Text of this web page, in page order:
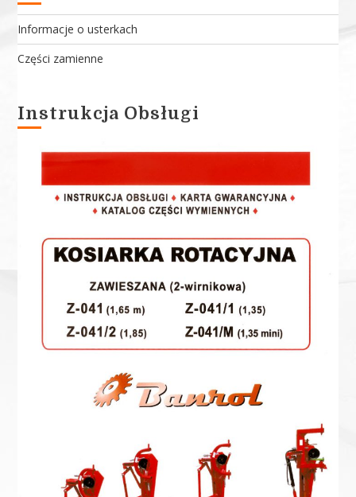
Informacje o usterkach
Części zamienne
Instrukcja Obsługi